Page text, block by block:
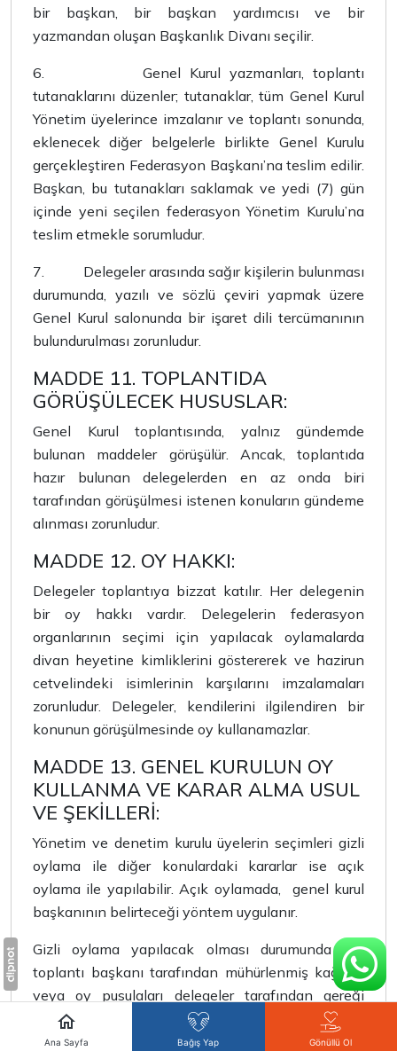
bir başkan, bir başkan yardımcısı ve bir
yazmandan oluşan Başkanlık Divanı seçilir.
6.
Genel Kurul yazmanları, toplantı
tutanaklarını düzenler; tutanaklar, tüm Genel Kurul
Yönetim üyelerince imzalanır ve toplantı sonunda,
eklenecek diğer belgelerle birlikte Genel Kurulu
gerçekleştiren Federasyon Başkanı’na teslim edilir.
Başkan, bu tutanakları saklamak ve yedi (7) gün
içinde yeni seçilen federasyon Yönetim Kurulu’na
teslim etmekle sorumludur.
7.
Delegeler arasında sağır kişilerin bulunması
durumunda, yazılı ve sözlü çeviri yapmak üzere
Genel Kurul salonunda bir işaret dili tercümanının
bulundurulması zorunludur.
MADDE 11. TOPLANTIDA
GÖRÜŞÜLECEK HUSUSLAR:
Genel Kurul toplantısında, yalnız gündemde
bulunan maddeler görüşülür. Ancak, toplantıda
hazır bulunan delegelerden en az onda biri
tarafından görüşülmesi istenen konuların gündeme
alınması zorunludur.
MADDE 12. OY HAKKI:
Delegeler toplantıya bizzat katılır. Her delegenin
bir oy hakkı vardır. Delegelerin federasyon
organlarının seçimi için yapılacak oylamalarda
divan heyetine kimliklerini göstererek ve hazirun
cetvelindeki isimlerinin karşılarını imzalamaları
zorunludur. Delegeler, kendilerini ilgilendiren bir
konunun görüşülmesinde oy kullanamazlar.
MADDE 13. GENEL KURULUN OY
KULLANMA VE KARAR ALMA USUL
VE ŞEKİLLERİ:
Yönetim ve denetim kurulu üyelerin seçimleri gizli
oylama ile diğer konulardaki kararlar ise açık
oylama ile yapılabilir. Açık oylamada,
genel kurul
başkanının belirteceği yöntem uygulanır.
Gizli oylama yapılacak olması durumunda ise,
toplantı başkanı tarafından mühürlenmiş kağıtlar
veya oy pusulaları delegeler tarafından gereği
yapıldıktan sonra içi boş bir kaba atılır ve oy
vermenin bitiminden sonra Başkan adaylarının
Ana Sayfa Bağış Yap Gönüllü Ol